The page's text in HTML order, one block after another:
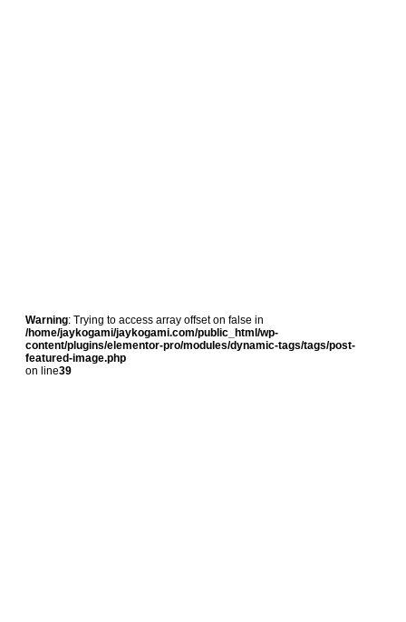
Warning: Trying to access array offset on false in
/home/jaykogami/jaykogami.com/public_html/wp-
content/plugins/elementor-pro/modules/dynamic-tags/tags/post-
featured-image.php
on line39